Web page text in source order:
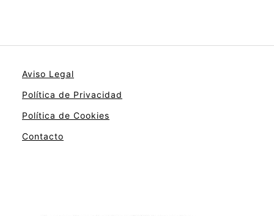
Aviso Legal
Política de Privacidad
Política de Cookies
Contacto